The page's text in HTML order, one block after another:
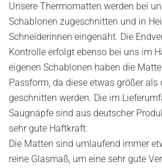
Unsere Thermomatten werden bei
Schablonen zugeschnitten und in
Schneiderinnen eingenäht. Die
Kontrolle erfolgt ebenso bei uns im
eigenen Schablonen haben die
Passform, da diese etwas größer als
geschnitten werden. Die im
Saugnäpfe sind aus deutscher
sehr gute Haftkraft.
Die Matten sind umlaufend immer
reine Glasmaß, um eine sehr gute